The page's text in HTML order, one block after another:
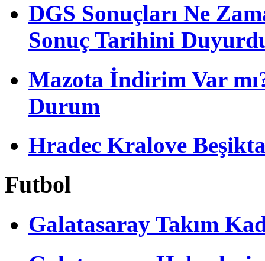
DGS Sonuçları Ne
Sonuç Tarihini
Mazota İndirim Var
Durum
Hradec Kralove
Futbol
Galatasaray Takım